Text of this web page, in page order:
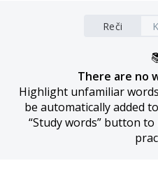
Reči
There are no
Highlight unfamiliar
be automatically added
“Study words” button